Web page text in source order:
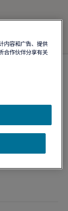
内容和广告、提供
合作伙伴分享有关